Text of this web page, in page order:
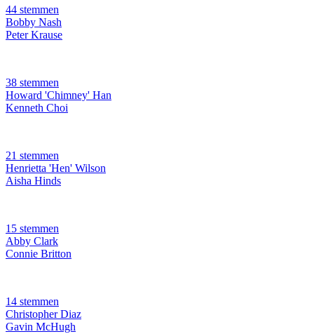
44 stemmen
Bobby Nash
Peter Krause
38 stemmen
Howard 'Chimney' Han
Kenneth Choi
21 stemmen
Henrietta 'Hen' Wilson
Aisha Hinds
15 stemmen
Abby Clark
Connie Britton
14 stemmen
Christopher Diaz
Gavin McHugh